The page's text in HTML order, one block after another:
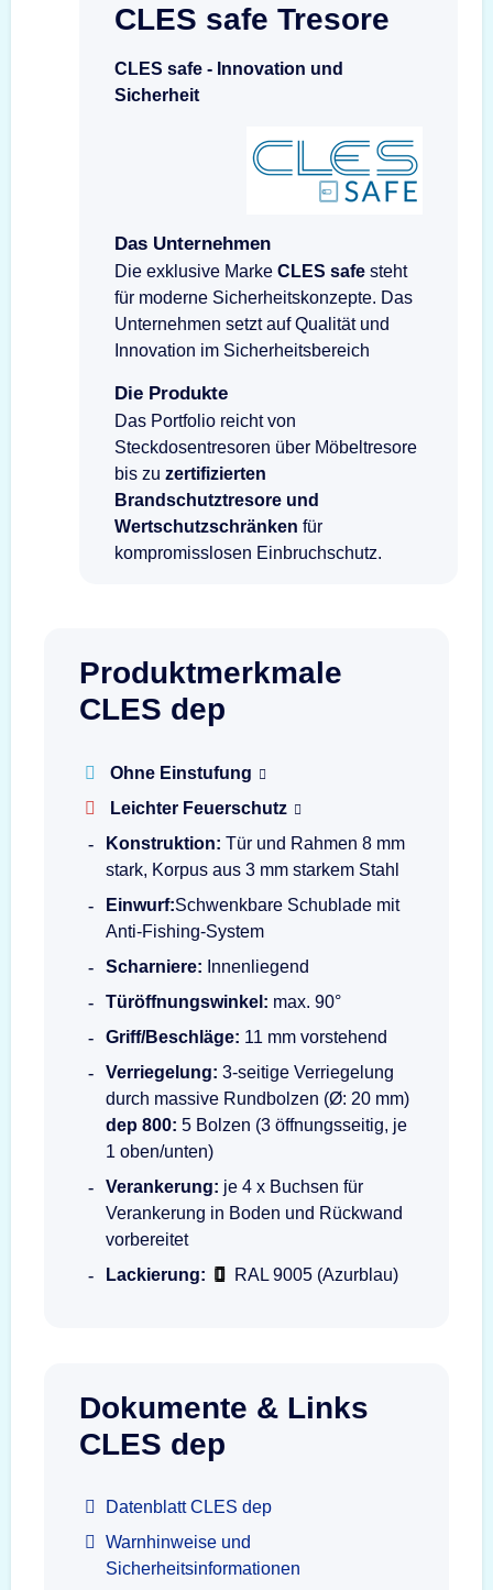
CLES safe Tresore
CLES safe - Innovation und
Sicherheit
Das Unternehmen
Die exklusive Marke CLES safe steht
für moderne Sicherheitskonzepte. Das
Unternehmen setzt auf Qualität und
Innovation im Sicherheitsbereich
Die Produkte
Das Portfolio reicht von
Steckdosentresoren über Möbeltresore
bis zu zertifizierten
Brandschutztresore und
Wertschutzschränken für
kompromisslosen Einbruchschutz.
Produktmerkmale
CLES dep
Ohne Einstufung
Leichter Feuerschutz
Konstruktion: Tür und Rahmen 8 mm
stark, Korpus aus 3 mm starkem Stahl
Einwurf:Schwenkbare Schublade mit
Anti-Fishing-System
Scharniere: Innenliegend
Türöffnungswinkel: max. 90°
Griff/Beschläge: 11 mm vorstehend
Verriegelung: 3-seitige Verriegelung
durch massive Rundbolzen (Ø: 20 mm)
dep 800: 5 Bolzen (3 öffnungsseitig, je
1 oben/unten)
Verankerung: je 4 x Buchsen für
Verankerung in Boden und Rückwand
vorbereitet
Lackierung:
RAL 9005 (Azurblau)
Dokumente & Links
CLES dep
Datenblatt CLES dep
Warnhinweise und
Sicherheitsinformationen